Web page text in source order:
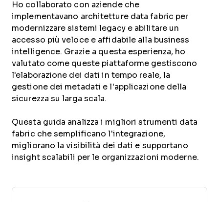
Ho collaborato con aziende che
implementavano architetture data fabric per
modernizzare sistemi legacy e abilitare un
accesso più veloce e affidabile alla business
intelligence. Grazie a questa esperienza, ho
valutato come queste piattaforme gestiscono
l'elaborazione dei dati in tempo reale, la
gestione dei metadati e l'applicazione della
sicurezza su larga scala.
Questa guida analizza i migliori strumenti data
fabric che semplificano l'integrazione,
migliorano la visibilità dei dati e supportano
insight scalabili per le organizzazioni moderne.